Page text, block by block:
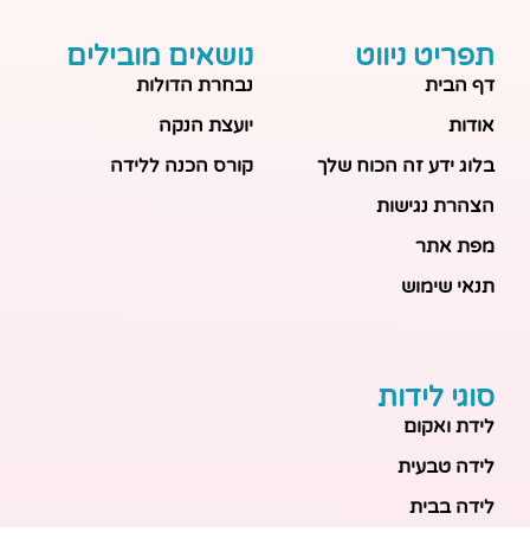
תפריט ניווט
דף הבית
אודות
בלוג ידע זה הכוח שלך
הצהרת נגישות
מפת אתר
תנאי שימוש
נושאים מובילים
נבחרת הדולות
יועצת הנקה
קורס הכנה ללידה
סוגי לידות
לידת ואקום
לידה טבעית
לידה בבית